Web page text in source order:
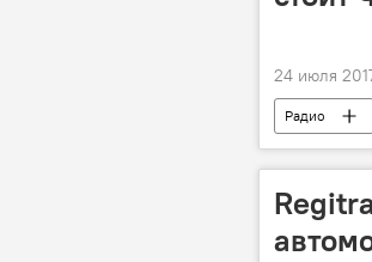
24 июля
Радио